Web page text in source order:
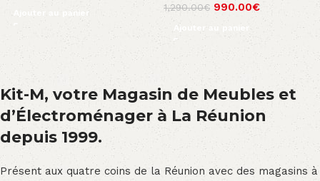
Ajouter au panier 1,290.00€ 990.00€
Ajouter au panier
Kit-M, votre Magasin de Meubles et
d’Électroménager à La Réunion
depuis 1999.
Présent aux quatre coins de la Réunion avec des magasins à